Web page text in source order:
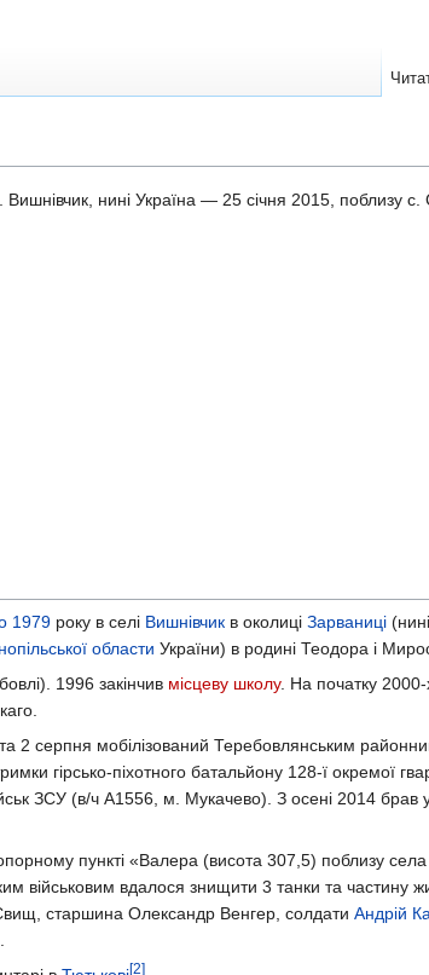
нині Україна — 25 січня 2015, поблизу
1979 року в селі Вишнівчик в околиці Зарваниці
области України) в родині Теодора і
1996 закінчив місцеву школу. На початку 2000-
2 серпня мобілізований Теребовлянським
гірсько-піхотного батальйону 128-ї окремої
ЗСУ (в/ч А1556, м. Мукачево). З осені 2014 брав
пункті «Валера (висота 307,5) поблизу села
військовим вдалося знищити 3 танки та частину
старшина Олександр Венгер, солдати Андрій
.
[2]